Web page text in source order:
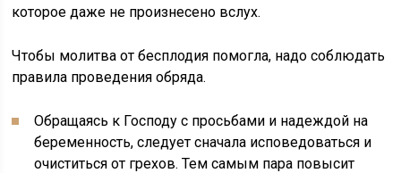
которое даже не произнесено вслух.
Чтобы молитва от бесплодия помогла, надо соблюдать
правила проведения обряда.
Обращаясь к Господу с просьбами и надеждой на
беременность, следует сначала исповедоваться и
очиститься от грехов. Тем самым пара повысит